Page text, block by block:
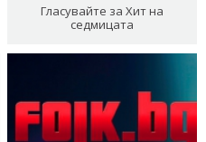
Гласувайте за Хит на
седмицата